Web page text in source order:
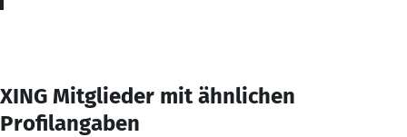
XING Mitglieder mit ähnlichen
Profilangaben